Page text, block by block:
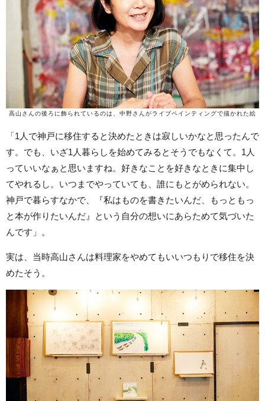
高山さんの後ろに飾られているのは、中野さんがライブペインティングで描かれた絵
「1人で神戸に移住すると決めたときは寂しいかなと思ったんで
す。でも、いざ1人暮らしを始めてみるとそうでもなくて。1人
っていいなぁと思いますね。好きなことを好きなときに集中し
てやれるし。いつまでやっていても、誰にもとがめられない。
神戸で暮らすなかで、『私はものを書きたいんだ、もっともっ
と本が作りたいんだ』という自分の想いにあらためて気づいた
んです」。
実は、当時高山さんは料理家をやめてもいいつもりで移住を決
めたそう。